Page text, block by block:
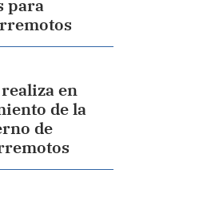
para
en
de la
de